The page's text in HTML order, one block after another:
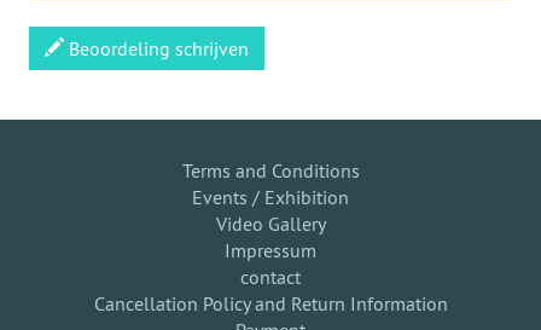
Beoordeling schrijven
Terms and Conditions
Events / Exhibition
Video Gallery
Impressum
contact
Cancellation Policy and Return Information